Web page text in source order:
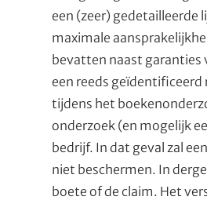
een (zeer) gedetailleerde
maximale
bevatten naast garanties
een reeds
tijdens het
onderzoek (en mogelijk
bedrijf. In dat geval zal
niet beschermen. In
boete of de claim. Het